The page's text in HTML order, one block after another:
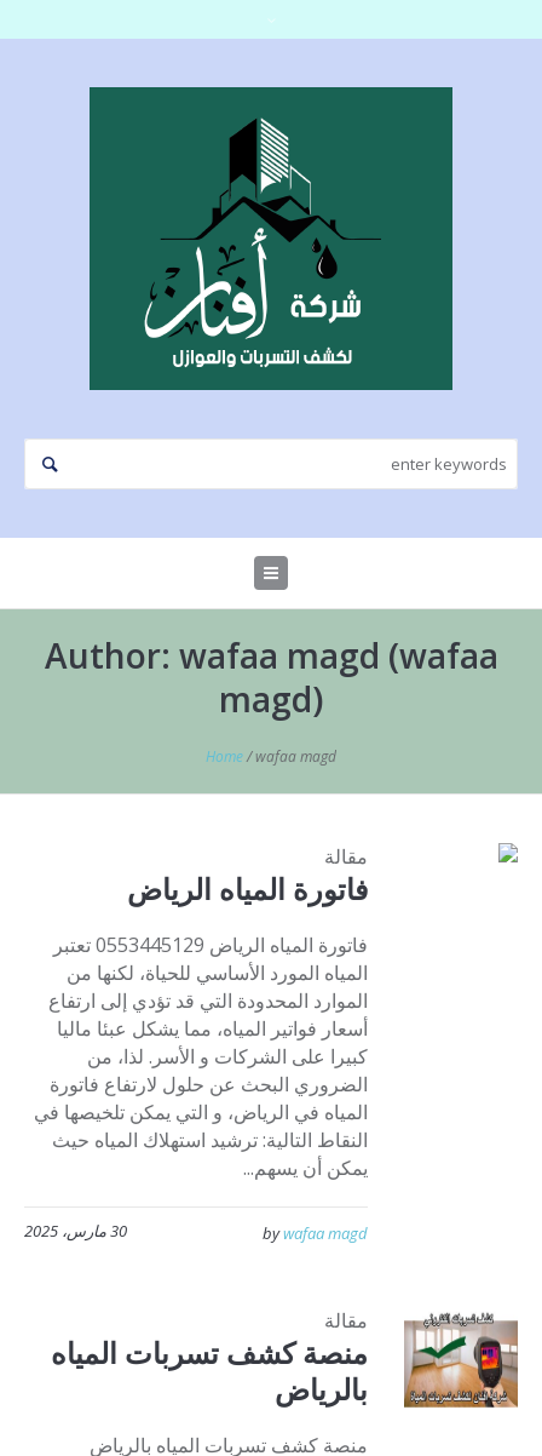
Author: wafaa magd (wafaa
magd)
Home/wafaa magd
مقالة
فاتورة المياه الرياض
فاتورة المياه الرياض 0553445129 تعتبر
المياه المورد الأساسي للحياة، لكنها من
الموارد المحدودة التي قد تؤدي إلى ارتفاع
أسعار فواتير المياه، مما يشكل عبئا ماليا
كبيرا على الشركات و الأسر. لذا، من
الضروري البحث عن حلول لارتفاع فاتورة
المياه في الرياض، و التي يمكن تلخيصها في
النقاط التالية: ترشيد استهلاك المياه حيث
يمكن أن يسهم...
30 مارس، 2025 bywafaa magd
مقالة
منصة كشف تسربات المياه
بالرياض
منصة كشف تسربات المياه بالرياض